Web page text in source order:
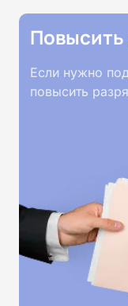
инъекций,
препаратов,
требования.
практических
тесты, а
онлайн. По
получают
квалификации
Если нужно
повысить